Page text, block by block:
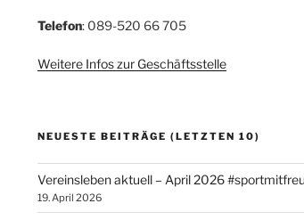
Telefon: 089-520 66 705
Weitere Infos zur Geschäftsstelle
NEUESTE BEITRÄGE (LETZTEN 10)
Vereinsleben aktuell – April 2026
19. April 2026